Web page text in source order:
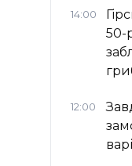
14:00
50-
12:00